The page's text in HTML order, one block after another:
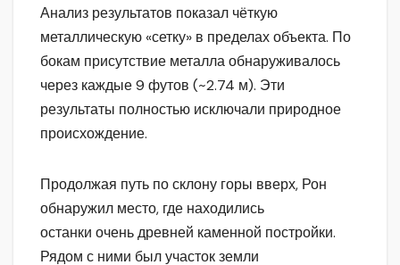
Анализ результатов показал чёткую
металлическую «сетку» в пределах объекта. По
бокам присутствие металла обнаруживалось
через каждые 9 футов (~2.74 м). Эти
результаты полностью исключали природное
происхождение.
Продолжая путь по склону горы вверх, Рон
обнаружил место, где находились
останки очень древней каменной постройки.
Рядом с ними был участок земли